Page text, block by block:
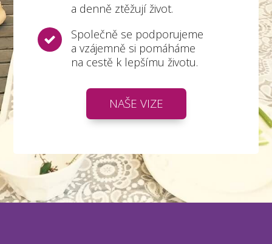
a denně ztěžují život.
Společně se podporujeme
a vzájemně si pomáháme
na cestě k lepšímu životu.
NAŠE VIZE